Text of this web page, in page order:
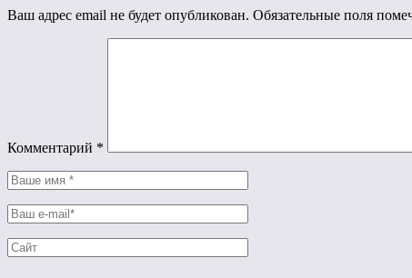
Ваш адрес email не будет опубликован. Обязательные поля
Комментарий *